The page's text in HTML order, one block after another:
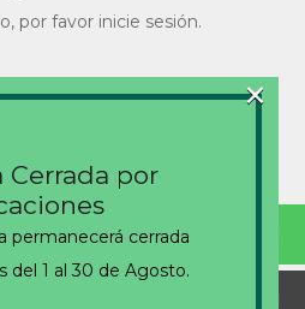
por favor inicie sesión.
electrónico
Cerrada por
permanecerá cerrada
del 1 al 30 de Agosto.
×